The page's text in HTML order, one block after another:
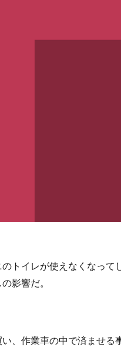
トイレが使えなくなって
影響だ。
、作業車の中で済ませる